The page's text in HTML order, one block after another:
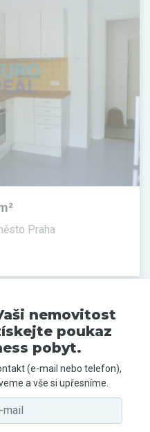
Praha
nemovitost
poukaz
pobyt.
(e-mail nebo telefon),
a vše si upřesníme.